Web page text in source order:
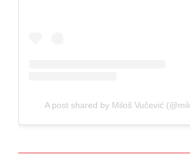
A post shared by Miloš Vučević